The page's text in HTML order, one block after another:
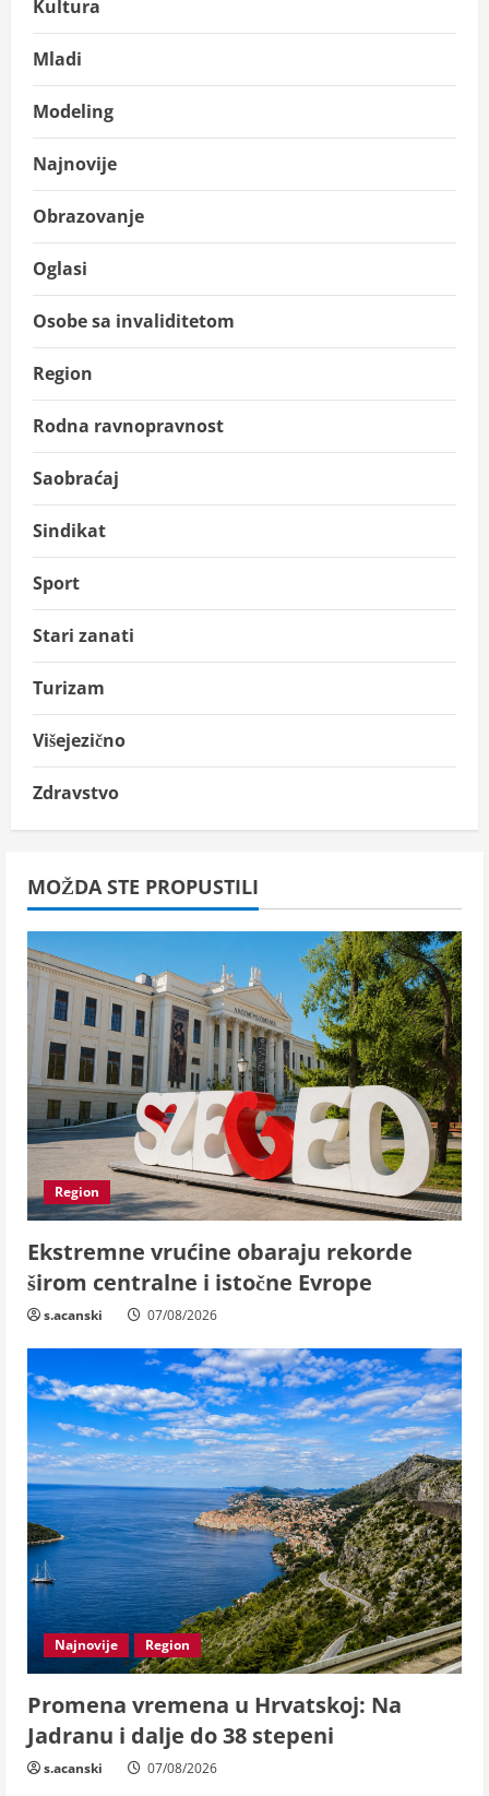
Kultura
Mladi
Modeling
Najnovije
Obrazovanje
Oglasi
Osobe sa invaliditetom
Region
Rodna ravnopravnost
Saobraćaj
Sindikat
Sport
Stari zanati
Turizam
Višejezično
Zdravstvo
MOŽDA STE PROPUSTILI
Region
Ekstremne vrućine obaraju rekorde
širom centralne i istočne Evrope
s.acanski 07/08/2026
Najnovije Region
Promena vremena u Hrvatskoj: Na
Jadranu i dalje do 38 stepeni
s.acanski 07/08/2026